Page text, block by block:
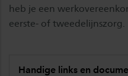
heb je een
eerste- of tweedelijnszorg.
Handige links en